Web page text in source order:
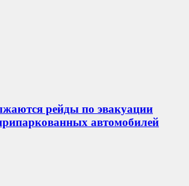
рейды по эвакуации
автомобилей